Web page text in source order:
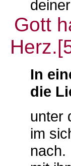
Gott
In
die
unter
im
nach.